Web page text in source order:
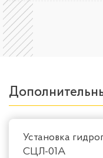
Установка
СЦЛ-01А